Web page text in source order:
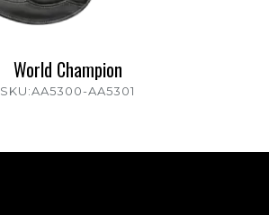
World Champion
SKU:AA5300-AA5301